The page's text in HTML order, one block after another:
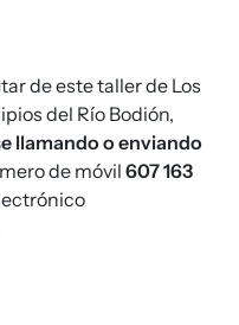
de este taller de Los
del Río Bodión,
llamando o enviando
de móvil 607 163